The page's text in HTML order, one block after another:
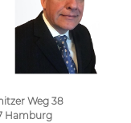
Weg 38
Hamburg